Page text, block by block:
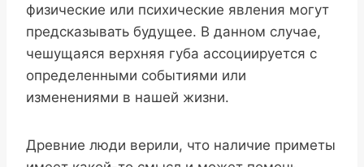
физические или психические явления могут
предсказывать будущее. В данном случае,
чешущаяся верхняя губа ассоциируется с
определенными событиями или
изменениями в нашей жизни.
Древние люди верили, что наличие приметы